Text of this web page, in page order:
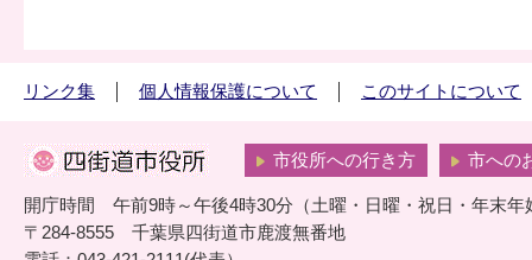
リンク集 個人情報保護について このサイトについて
市役所への行き方 市への
開庁時間 午前9時～午後4時30分（土曜・日曜・祝日・年末年
〒284-8555 千葉県四街道市鹿渡無番地